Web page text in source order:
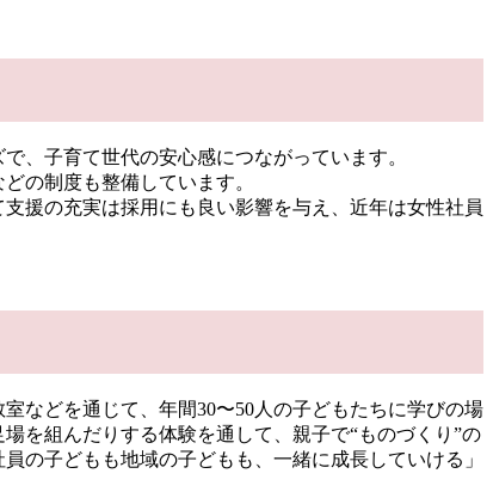
、子育て世代の安心感につながっています。
の制度も整備しています。
援の充実は採用にも良い影響を与え、近年は女性社員
などを通じて、年間30〜50人の子どもたちに学びの場
を組んだりする体験を通して、親子で“ものづくり”の
の子どもも地域の子どもも、一緒に成長していける」